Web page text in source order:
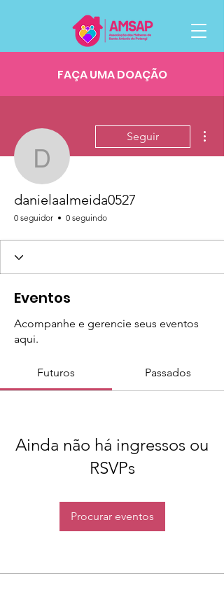
FAÇA UMA DOAÇÃO
Seguir
danielaalmeida0527
0 seguidor 0 seguindo
Eventos
Acompanhe e gerencie seus eventos
aqui.
Futuros Passados
Ainda não há ingressos ou
RSVPs
Procurar eventos